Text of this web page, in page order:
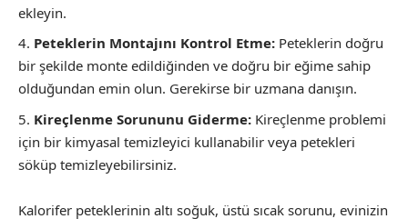
ekleyin.
Peteklerin Montajını Kontrol Etme: Peteklerin doğru
bir şekilde monte edildiğinden ve doğru bir eğime sahip
olduğundan emin olun. Gerekirse bir uzmana danışın.
Kireçlenme Sorununu Giderme: Kireçlenme problemi
için bir kimyasal temizleyici kullanabilir veya petekleri
söküp temizleyebilirsiniz.
Kalorifer peteklerinin altı soğuk, üstü sıcak sorunu, evinizin